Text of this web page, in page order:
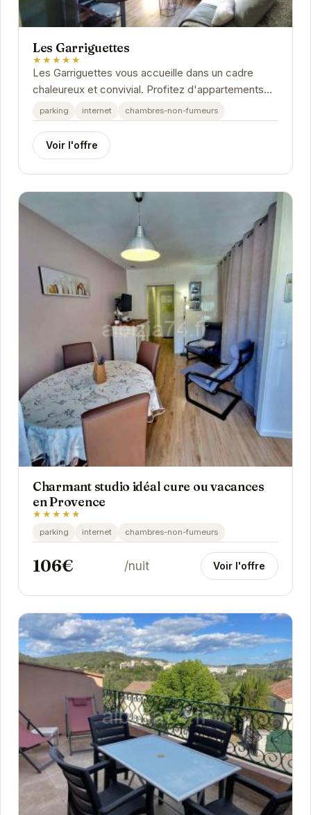
Les Garriguettes
★★★★★
Les Garriguettes vous accueille dans un cadre
chaleureux et convivial. Profitez d'appartements
confortables et bien équipés, parfaits pour un...
parking internet chambres-non-fumeurs
Voir l'offre
Charmant studio idéal cure ou vacances
en Provence
★★★★★
parking internet chambres-non-fumeurs
106€ /nuit Voir l'offre